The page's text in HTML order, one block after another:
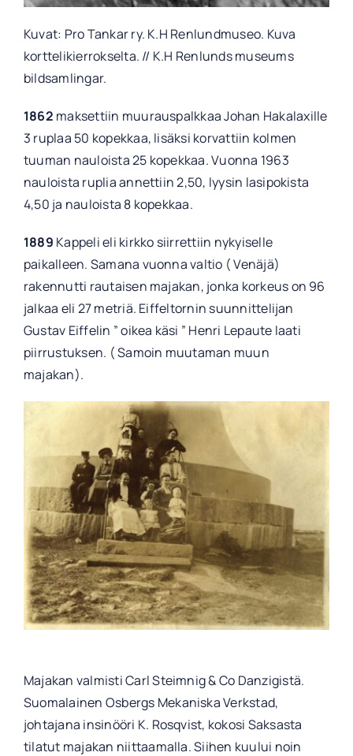
Kuvat: Pro Tankar ry. K.H Renlundmuseo. Kuva
korttelikierrokselta. // K.H Renlunds museums
bildsamlingar.
1862 maksettiin muurauspalkkaa Johan Hakalaxille
3 ruplaa 50 kopekkaa, lisäksi korvattiin kolmen
tuuman nauloista 25 kopekkaa. Vuonna 1963
nauloista ruplia annettiin 2,50, lyysin lasipokista
4,50 ja nauloista 8 kopekkaa.
1889 Kappeli eli kirkko siirrettiin nykyiselle
paikalleen. Samana vuonna valtio ( Venäjä)
rakennutti rautaisen majakan, jonka korkeus on 96
jalkaa eli 27 metriä. Eiffeltornin suunnittelijan
Gustav Eiffelin ” oikea käsi ” Henri Lepaute laati
piirrustuksen. ( Samoin muutaman muun
majakan).
Majakan valmisti Carl Steimnig & Co Danzigistä.
Suomalainen Osbergs Mekaniska Verkstad,
johtajana insinööri K. Rosqvist, kokosi Saksasta
tilatut majakan niittaamalla. Siihen kuului noin